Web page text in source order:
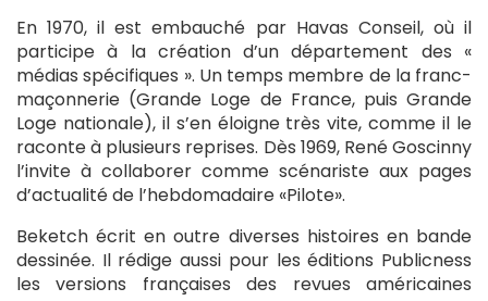
En 1970, il est embauché par Havas Conseil, où il
participe à la création d’un département des «
médias spécifiques ». Un temps membre de la franc-
maçonnerie (Grande Loge de France, puis Grande
Loge nationale), il s’en éloigne très vite, comme il le
raconte à plusieurs reprises. Dès 1969, René Goscinny
l’invite à collaborer comme scénariste aux pages
d’actualité de l’hebdomadaire «Pilote».
Beketch écrit en outre diverses histoires en bande
dessinée. Il rédige aussi pour les éditions Publicness
les versions françaises des revues américaines